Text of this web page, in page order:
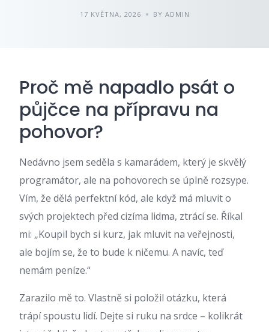
17 KVĚTNA, 2026 BY ADMIN
Proč mě napadlo psát o
půjčce na přípravu na
pohovor?
Nedávno jsem seděla s kamarádem, který je skvělý
programátor, ale na pohovorech se úplně rozsype.
Vím, že dělá perfektní kód, ale když má mluvit o
svých projektech před cizíma lidma, ztrácí se. Říkal
mi: „Koupil bych si kurz, jak mluvit na veřejnosti,
ale bojím se, že to bude k ničemu. A navíc, teď
nemám peníze.“
Zarazilo mě to. Vlastně si položil otázku, která
trápí spoustu lidí. Dejte si ruku na srdce – kolikrát